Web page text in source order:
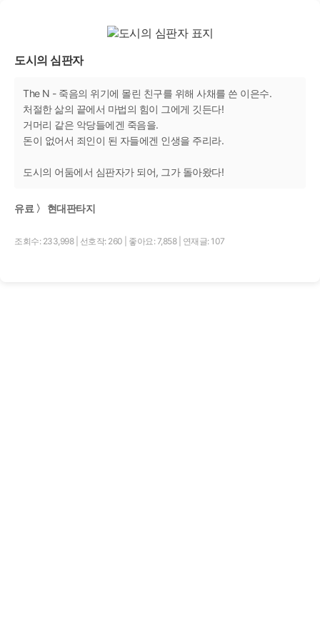
도시의 심판자
The N - 죽음의 위기에 몰린 친구를 위해 사채를 쓴 이은수.
처절한 삶의 끝에서 마법의 힘이 그에게 깃든다!
거머리 같은 악당들에겐 죽음을.
돈이 없어서 죄인이 된 자들에겐 인생을 주리라.
도시의 어둠에서 심판자가 되어, 그가 돌아왔다!
유료 〉 현대판타지
조회수: 233,998 선호작: 260 좋아요: 7,858 연재글: 107